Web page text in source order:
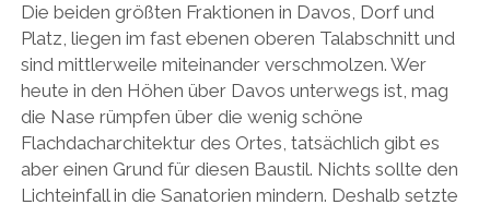
Die beiden größten Fraktionen in Davos, Dorf und
Platz, liegen im fast ebenen oberen Talabschnitt und
sind mittlerweile miteinander verschmolzen. Wer
heute in den Höhen über Davos unterwegs ist, mag
die Nase rümpfen über die wenig schöne
Flachdacharchitektur des Ortes, tatsächlich gibt es
aber einen Grund für diesen Baustil. Nichts sollte den
Lichteinfall in die Sanatorien mindern. Deshalb setzte